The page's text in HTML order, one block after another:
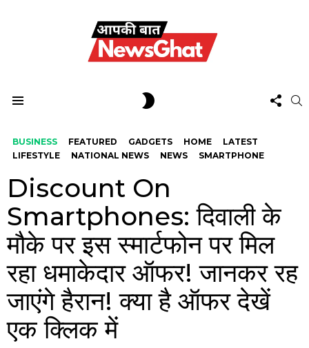
US
BUSINESS FEATURED GADGETS HOME
LATEST
LIFESTYLE
NATIONAL NEWS NEWS SMARTPHONE
Discount On
Smartphones: दिवाली के
मौके पर इस स्मार्टफोन पर मिल
रहा धमाकेदार ऑफर! जानकर रह
जाएंगे हैरान! क्या है ऑफर देखें
एक क्लिक में